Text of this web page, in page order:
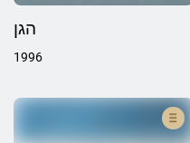
הגן
1996